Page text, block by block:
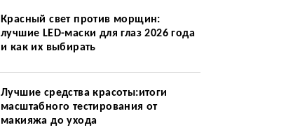
Красный свет против морщин:
лучшие LED-маски для глаз 2026 года
и как их выбирать
Лучшие средства красоты:итоги
масштабного тестирования от
макияжа до ухода